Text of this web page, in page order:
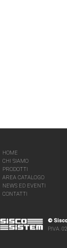
HOME
CHI SIAMO
PRODOTTI
AREA CATALOGO
NEWS ED EVENTI
CONTATTI
©
P.IVA.